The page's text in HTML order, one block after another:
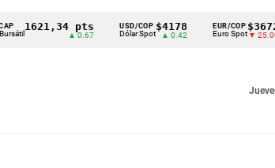
pts USD/COP
Dólar Spot
$4178
▲ 0.42
EUR/COP
Euro Spot
$3672
▼ 25.00